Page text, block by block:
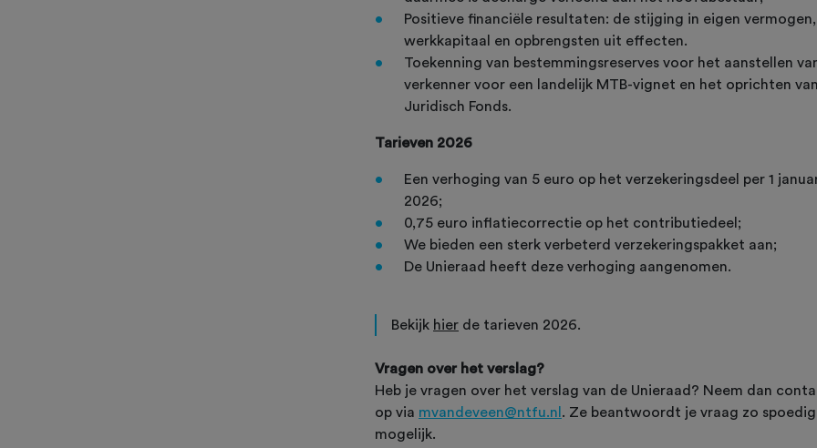
Positieve financiële resultaten: de stijging in eigen vermogen,
werkkapitaal en opbrengsten uit effecten.
Toekenning van bestemmingsreserves voor het aanstellen
verkenner voor een landelijk MTB-vignet en het oprichten
Juridisch Fonds.
Tarieven 2026
Een verhoging van 5 euro op het verzekeringsdeel per 1
2026;
0,75 euro inflatiecorrectie op het contributiedeel;
We bieden een sterk verbeterd verzekeringspakket aan;
De Unieraad heeft deze verhoging aangenomen.
Bekijk hier de tarieven 2026.
Vragen over het verslag?
Heb je vragen over het verslag van de Unieraad? Neem dan
op via mvandeveen@ntfu.nl . Ze beantwoordt je vraag zo spoedig
mogelijk.